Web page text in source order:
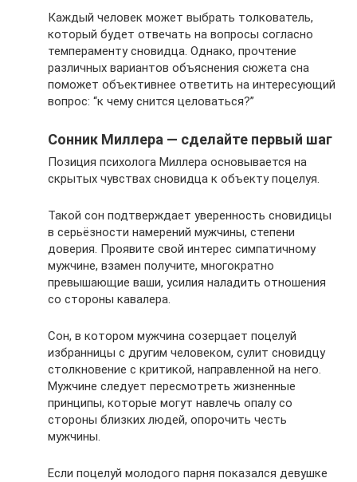
Каждый человек может выбрать толкователь,
который будет отвечать на вопросы согласно
темпераменту сновидца. Однако, прочтение
различных вариантов объяснения сюжета сна
поможет объективнее ответить на интересующий
вопрос: “к чему снится целоваться?”
Сонник Миллера — сделайте первый шаг
Позиция психолога Миллера основывается на
скрытых чувствах сновидца к объекту поцелуя.
Такой сон подтверждает уверенность сновидицы
в серьёзности намерений мужчины, степени
доверия. Проявите свой интерес симпатичному
мужчине, взамен получите, многократно
превышающие ваши, усилия наладить отношения
со стороны кавалера.
Сон, в котором мужчина созерцает поцелуй
избранницы с другим человеком, сулит сновидцу
столкновение с критикой, направленной на него.
Мужчине следует пересмотреть жизненные
принципы, которые могут навлечь опалу со
стороны близких людей, опорочить честь
мужчины.
Если поцелуй молодого парня показался девушке